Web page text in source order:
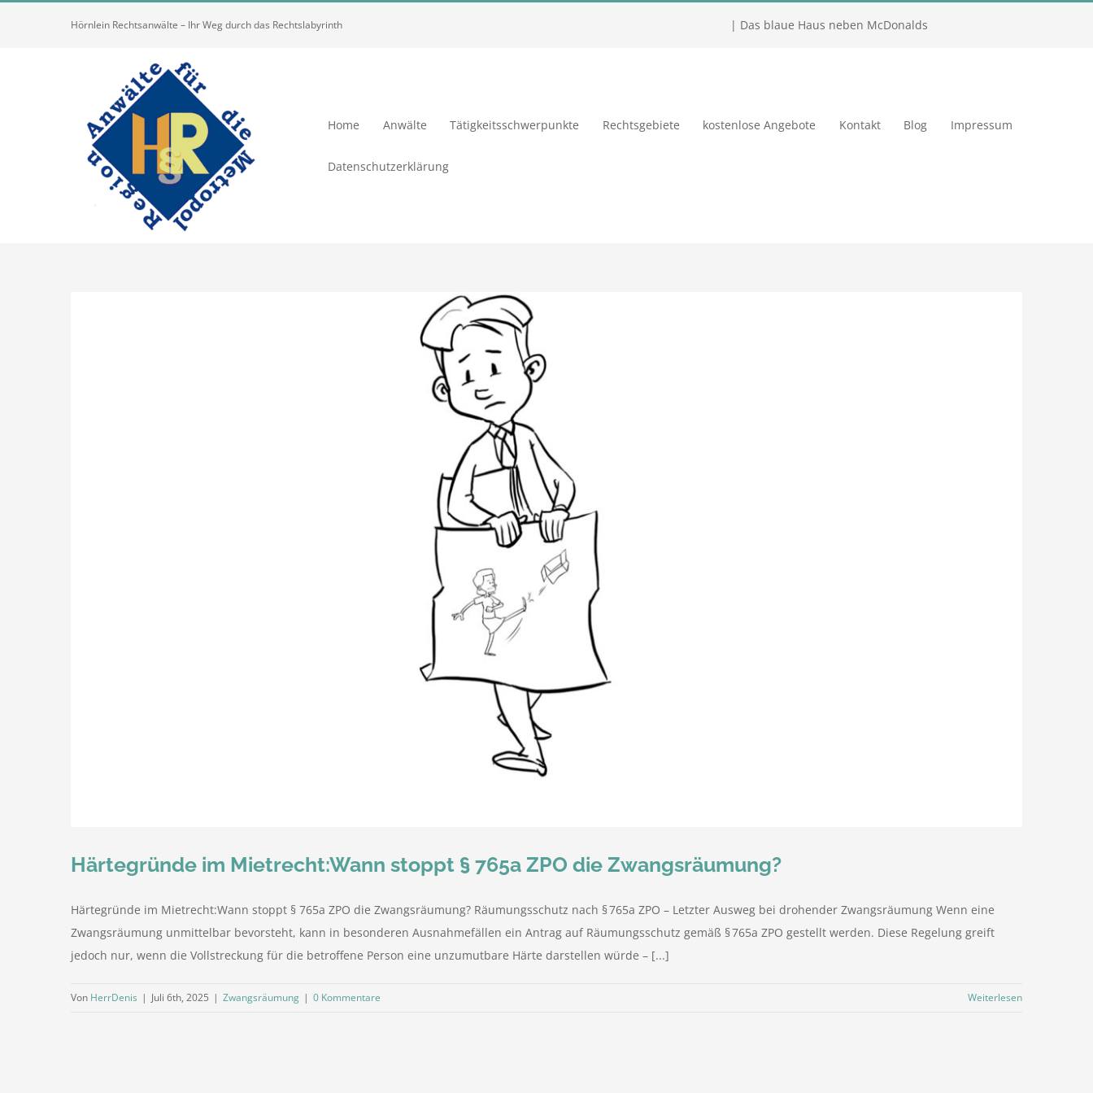
Hörnlein Rechtsanwälte – Ihr Weg durch das Rechtslabyrinth | Das blaue Haus neben McDonalds
Home Anwälte Tätigkeitsschwerpunkte Rechtsgebiete kostenlose Angebote Kontakt Blog Impressum
Datenschutzerklärung
Härtegründe im Mietrecht:Wann stoppt § 765a ZPO die Zwangsräumung?
Härtegründe im Mietrecht:Wann stoppt § 765a ZPO die Zwangsräumung? Räumungsschutz nach § 765a ZPO – Letzter Ausweg bei drohender Zwangsräumung Wenn eine
Zwangsräumung unmittelbar bevorsteht, kann in besonderen Ausnahmefällen ein Antrag auf Räumungsschutz gemäß § 765a ZPO gestellt werden. Diese Regelung greift
jedoch nur, wenn die Vollstreckung für die betroffene Person eine unzumutbare Härte darstellen würde – [...]
Von HerrDenis | Juli 6th, 2025 | Zwangsräumung | 0 Kommentare Weiterlesen